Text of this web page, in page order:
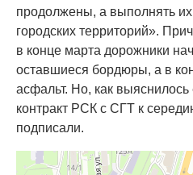
продолжены, а выполнять
городских территорий».
в конце марта дорожники
оставшиеся бордюры, а в
асфальт. Но, как
контракт РСК с СГТ к
подписали.